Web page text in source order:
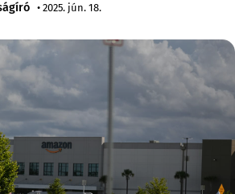
számára, hogy a kiadó híreit, NYT
köztük az Alexa
értelmében az Amazon valós
jeleníthet
• 2025. jún. 18.